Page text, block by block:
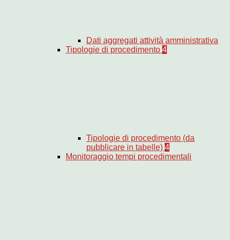
Dati aggregati attività amministrativa
Tipologie di procedimento 4
Tipologie di procedimento (da
pubblicare in tabelle) 4
Monitoraggio tempi procedimentali